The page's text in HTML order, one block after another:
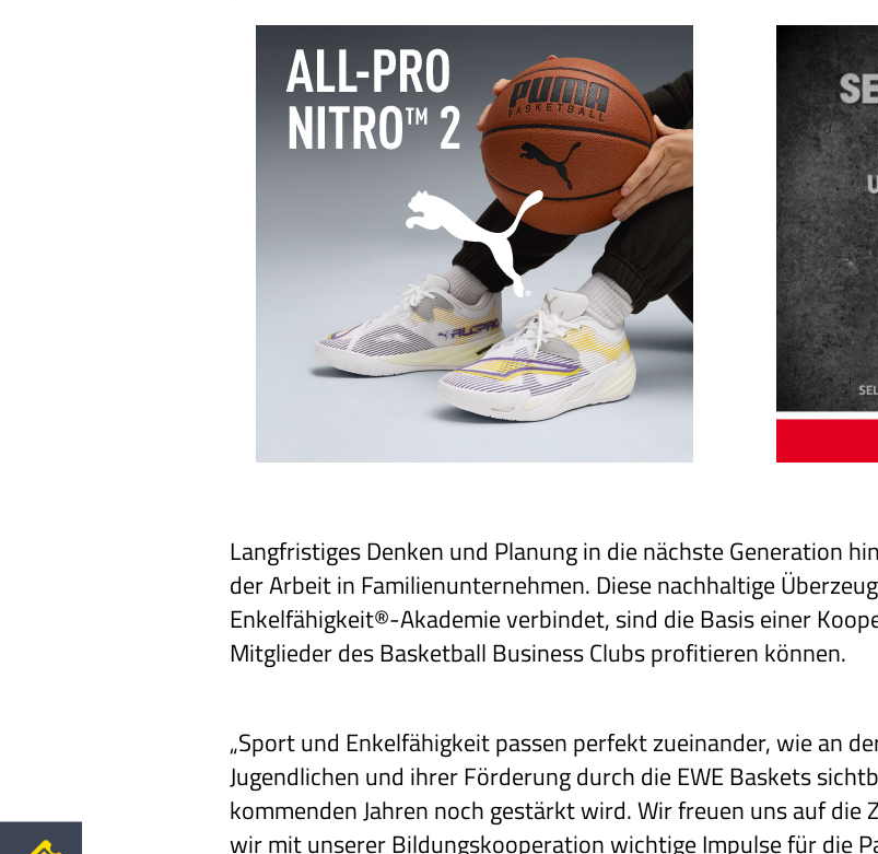
Langfristiges Denken und Planung in die nächste Generation
der Arbeit in Familienunternehmen. Diese nachhaltige
Enkelfähigkeit®-Akademie verbindet, sind die Basis einer
Mitglieder des Basketball Business Clubs profitieren können.
„Sport und Enkelfähigkeit passen perfekt zueinander, wie an
Jugendlichen und ihrer Förderung durch die EWE Baskets
kommenden Jahren noch gestärkt wird. Wir freuen uns auf die
wir mit unserer Bildungskooperation wichtige Impulse für die